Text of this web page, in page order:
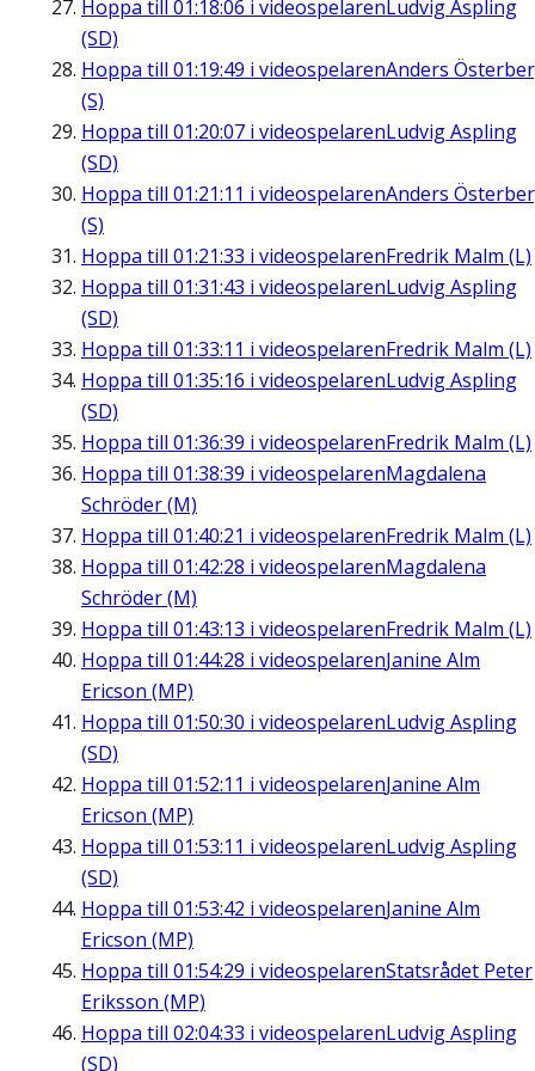
Hoppa till 01:18:06 i videospelarenLudvig Aspling
(SD)
Hoppa till 01:19:49 i videospelarenAnders
(S)
Hoppa till 01:20:07 i videospelarenLudvig Aspling
(SD)
Hoppa till 01:21:11 i videospelarenAnders
(S)
Hoppa till 01:21:33 i videospelarenFredrik Malm (L)
Hoppa till 01:31:43 i videospelarenLudvig Aspling
(SD)
Hoppa till 01:33:11 i videospelarenFredrik Malm (L)
Hoppa till 01:35:16 i videospelarenLudvig Aspling
(SD)
Hoppa till 01:36:39 i videospelarenFredrik Malm (L)
Hoppa till 01:38:39 i videospelarenMagdalena
Schröder (M)
Hoppa till 01:40:21 i videospelarenFredrik Malm (L)
Hoppa till 01:42:28 i videospelarenMagdalena
Schröder (M)
Hoppa till 01:43:13 i videospelarenFredrik Malm (L)
Hoppa till 01:44:28 i videospelarenJanine Alm
Ericson (MP)
Hoppa till 01:50:30 i videospelarenLudvig Aspling
(SD)
Hoppa till 01:52:11 i videospelarenJanine Alm
Ericson (MP)
Hoppa till 01:53:11 i videospelarenLudvig Aspling
(SD)
Hoppa till 01:53:42 i videospelarenJanine Alm
Ericson (MP)
Hoppa till 01:54:29 i videospelarenStatsrådet Peter
Eriksson (MP)
Hoppa till 02:04:33 i videospelarenLudvig Aspling
(SD)